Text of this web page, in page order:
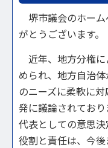
堺市議会のホーム
がとうございます。
近年、地方分権
められ、地方自治
のニーズに柔軟に
発に議論されてお
代表としての意思
役割と責任は、今